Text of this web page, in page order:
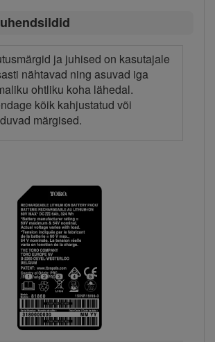
ja juhised on kasutajale
nähtavad ning asuvad iga
ohtliku koha lähedal.
kõik kahjustatud või
märgised.